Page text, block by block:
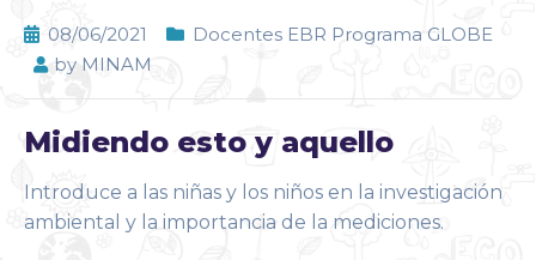
08/06/2021
Docentes EBR Programa GLOBE
by MINAM
Midiendo esto y aquello
Introduce a las niñas y los niños en la investigación
ambiental y la importancia de la mediciones.